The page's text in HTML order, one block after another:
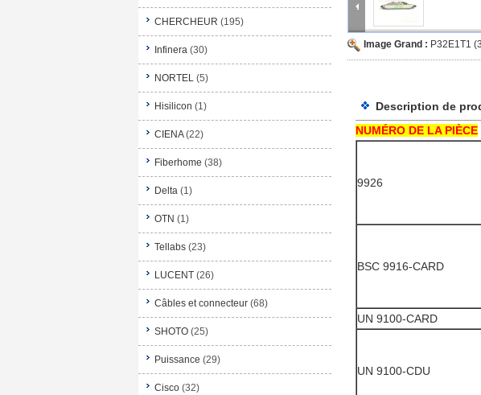
CHERCHEUR (195)
Infinera (30)
NORTEL (5)
Hisilicon (1)
CIENA (22)
Fiberhome (38)
Delta (1)
OTN (1)
Tellabs (23)
LUCENT (26)
Câbles et connecteur (68)
SHOTO (25)
Puissance (29)
Cisco (32)
Image Grand : P32E1T1
Description de
NUMÉRO DE LA PIÈCE
9926
BSC 9916-CARD
UN 9100-CARD
UN 9100-CDU